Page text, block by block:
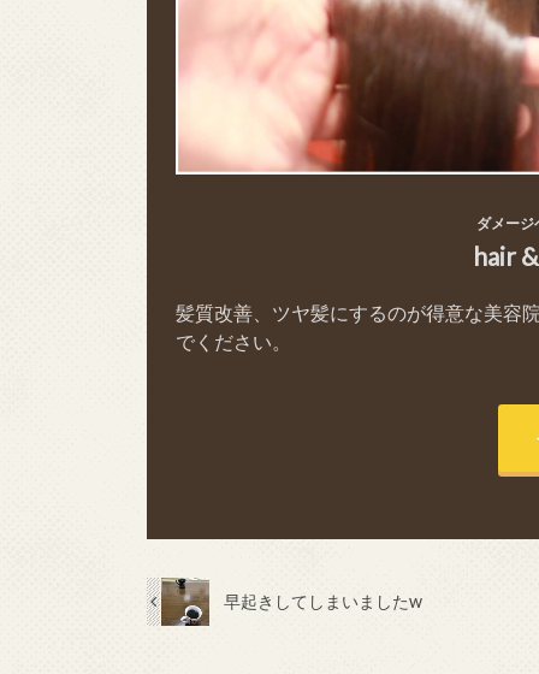
ダメージ
hair
髪質改善、ツヤ髪にするのが得意な美容
でください。
早起きしてしまいましたw